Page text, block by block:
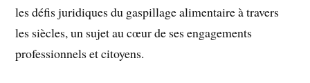
les défis juridiques du gaspillage alimentaire à travers
les siècles, un sujet au cœur de ses engagements
professionnels et citoyens.